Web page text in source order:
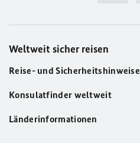
Weltweit sicher reisen
Reise- und Sicherheitshinweise
Konsulatfinder weltweit
Länderinformationen